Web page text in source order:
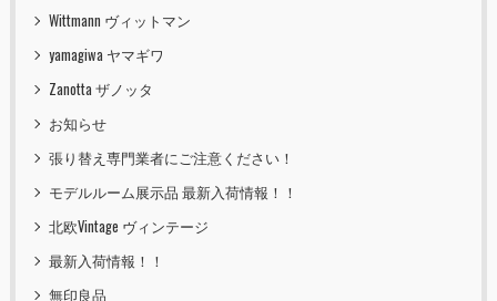
Wittmann ヴィットマン
yamagiwa ヤマギワ
Zanotta ザノッタ
お知らせ
張り替え専門業者にご注意ください！
モデルルーム展示品 最新入荷情報！！
北欧Vintage ヴィンテージ
最新入荷情報！！
無印良品